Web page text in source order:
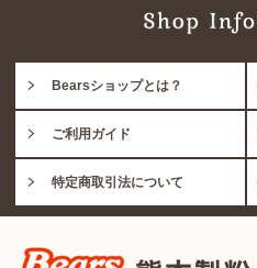
Bearsショップとは？
ご利用ガイド
特定商取引法について